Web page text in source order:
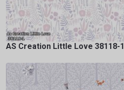
AS Creation Little Love 38118-1